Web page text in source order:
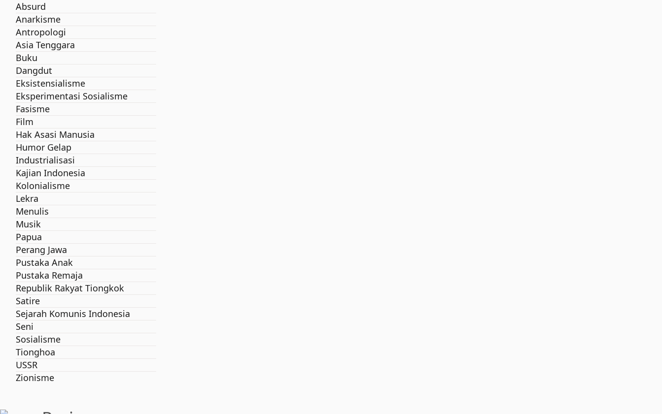
Absurd
Anarkisme
Antropologi
Asia Tenggara
Buku
Dangdut
Eksistensialisme
Eksperimentasi Sosialisme
Fasisme
Film
Hak Asasi Manusia
Humor Gelap
Industrialisasi
Kajian Indonesia
Kolonialisme
Lekra
Menulis
Musik
Papua
Perang Jawa
Pustaka Anak
Pustaka Remaja
Republik Rakyat Tiongkok
Satire
Sejarah Komunis Indonesia
Seni
Sosialisme
Tionghoa
USSR
Zionisme